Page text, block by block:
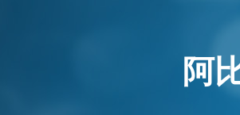
阿